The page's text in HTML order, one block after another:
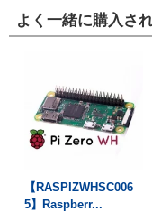
よく一緒に購入さ
【RASPIZWHSC006
5】Raspberr...